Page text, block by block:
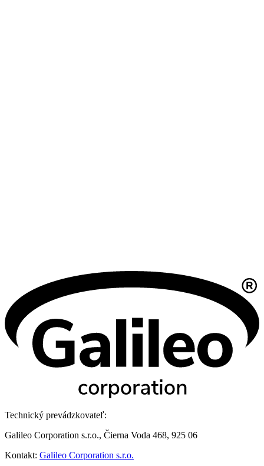
Technický prevádzkovateľ:
Galileo Corporation s.r.o., Čierna Voda 468, 925 06
Kontakt: Galileo Corporation s.r.o.